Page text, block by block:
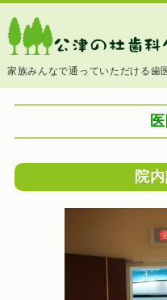
家族みんなで通っていただける歯
ホーム
診療内容
医院概要
院